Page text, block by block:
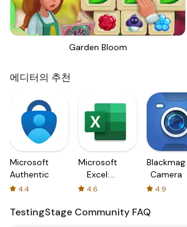
Garden Bloom
에디터의 추천
Microsoft
Authenticator
4.4
Microsoft
Excel:
Spreadsheets
4.6
Blackmagic
Camera
4.9
TestingStage Community FAQ